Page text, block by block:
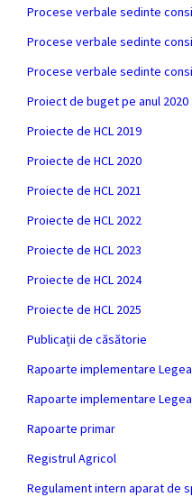
Procese verbale sedinte
Procese verbale sedinte
Procese verbale sedinte
Proiect de buget pe anul 2020
Proiecte de HCL 2019
Proiecte de HCL 2020
Proiecte de HCL 2021
Proiecte de HCL 2022
Proiecte de HCL 2023
Proiecte de HCL 2024
Proiecte de HCL 2025
Publicații de căsătorie
Rapoarte implementare Legea
Rapoarte implementare Legea
Rapoarte primar
Registrul Agricol
Regulament intern aparat de